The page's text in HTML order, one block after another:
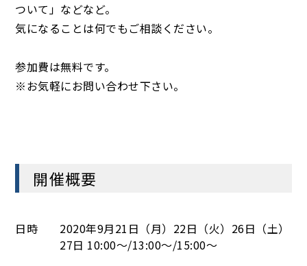
ついて」などなど。
気になることは何でもご相談ください。
参加費は無料です。
※お気軽にお問い合わせ下さい。
開催概要
日時
2020年9月21日（月）22日（火）26日（土）
27日 10:00～/13:00～/15:00～